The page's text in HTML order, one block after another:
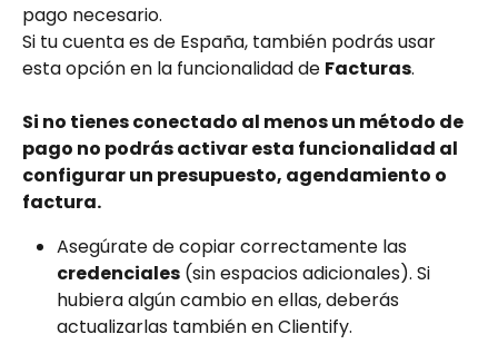
pago necesario.
Si tu cuenta es de España, también podrás usar
esta opción en la funcionalidad de Facturas.
Si no tienes conectado al menos un método de
pago no podrás activar esta funcionalidad al
configurar un presupuesto, agendamiento o
factura.
Asegúrate de copiar correctamente las
credenciales (sin espacios adicionales). Si
hubiera algún cambio en ellas, deberás
actualizarlas también en Clientify.